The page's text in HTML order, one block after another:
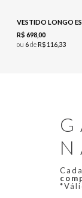
VESTIDO LONGO
R$ 698,00
ou 6deR$ 116,33